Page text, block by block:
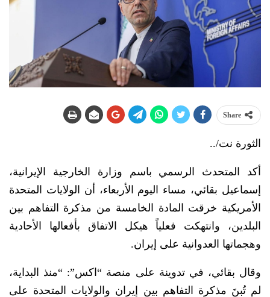
Share
الثورة نت/..
أكد المتحدث الرسمي باسم وزارة الخارجية الإيرانية،
إسماعيل بقائي، مساء اليوم الأربعاء، أن الولايات المتحدة
الأمريكية خرقت المادة الخامسة من مذكرة التفاهم بين
البلدين، وانتهكت فعلياً هيكل الاتفاق بأفعالها الأحادية
وهجماتها العدوانية على إيران.
وقال بقائي، في تدوينة على منصة “اكس”: “منذ البداية،
لم تُبنَ مذكرة التفاهم بين إيران والولايات المتحدة على